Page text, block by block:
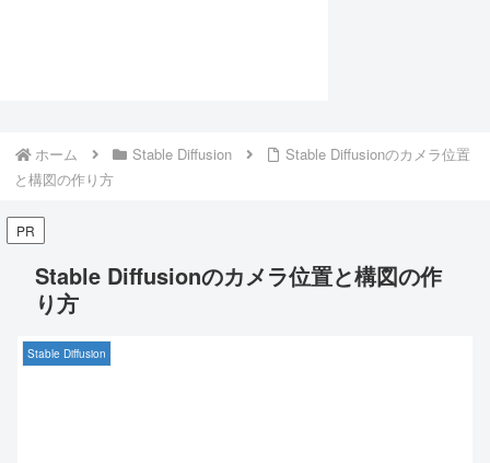
ホーム Stable Diffusion
Stable Diffusionのカメラ位置
と構図の作り方
PR
Stable Diffusionのカメラ位置と構図の作
り方
Stable Diffusion